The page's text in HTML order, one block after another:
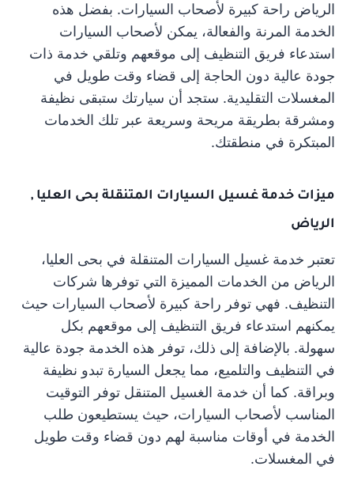
الرياض راحة كبيرة لأصحاب السيارات. بفضل هذه
الخدمة المرنة والفعالة، يمكن لأصحاب السيارات
استدعاء فريق التنظيف إلى موقعهم وتلقي خدمة ذات
جودة عالية دون الحاجة إلى قضاء وقت طويل في
المغسلات التقليدية. ستجد أن سيارتك ستبقى نظيفة
ومشرقة بطريقة مريحة وسريعة عبر تلك الخدمات
المبتكرة في منطقتك.
ميزات خدمة غسيل السيارات المتنقلة بحى العليا ,
الرياض
تعتبر خدمة غسيل السيارات المتنقلة في بحى العليا،
الرياض من الخدمات المميزة التي توفرها شركات
التنظيف. فهي توفر راحة كبيرة لأصحاب السيارات حيث
يمكنهم استدعاء فريق التنظيف إلى موقعهم بكل
سهولة. بالإضافة إلى ذلك، توفر هذه الخدمة جودة عالية
في التنظيف والتلميع، مما يجعل السيارة تبدو نظيفة
وبراقة. كما أن خدمة الغسيل المتنقل توفر التوقيت
المناسب لأصحاب السيارات، حيث يستطيعون طلب
الخدمة في أوقات مناسبة لهم دون قضاء وقت طويل
في المغسلات.